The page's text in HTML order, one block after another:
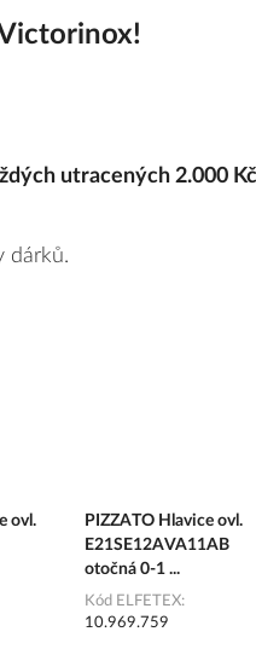
utracených 2.000 Kč
dárků.
ovl.
PIZZATO Hlavice ovl.
E21SE12AVA11AB
otočná 0-1 ...
Kód ELFETEX
10.969.759